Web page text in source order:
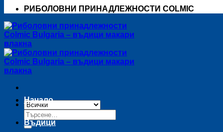
РИБОЛОВНИ ПРИНАДЛЕЖНОСТИ COLMIC
Търсене
за:
Начало
Въдици